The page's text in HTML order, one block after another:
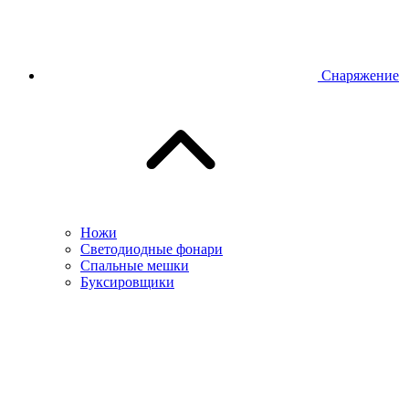
Снаряжение
Ножи
Светодиодные фонари
Спальные мешки
Буксировщики